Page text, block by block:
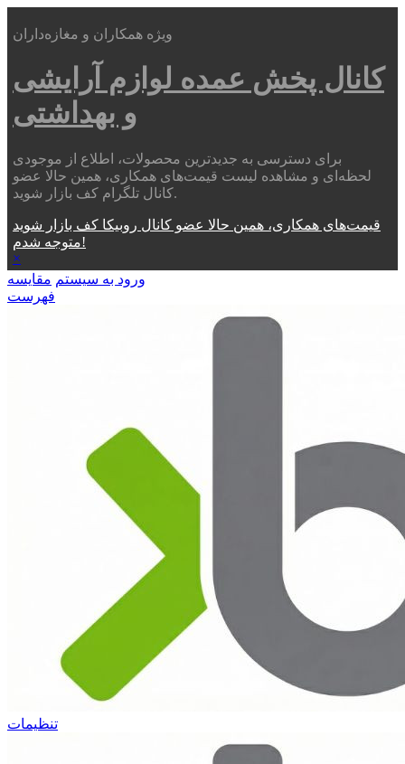
ویژه همکاران و مغازه‌داران
کانال پخش عمده لوازم آرایشی
و بهداشتی
برای دسترسی به جدیدترین محصولات، اطلاع از موجودی
لحظه‌ای و مشاهده لیست قیمت‌های همکاری، همین حالا عضو
کانال تلگرام کف بازار شوید.
قیمت‌های همکاری، همین حالا عضو کانال روبیکا کف بازار شوید
متوجه شدم!
×
ورود به سیستم مقایسه
فهرست
تنظیمات